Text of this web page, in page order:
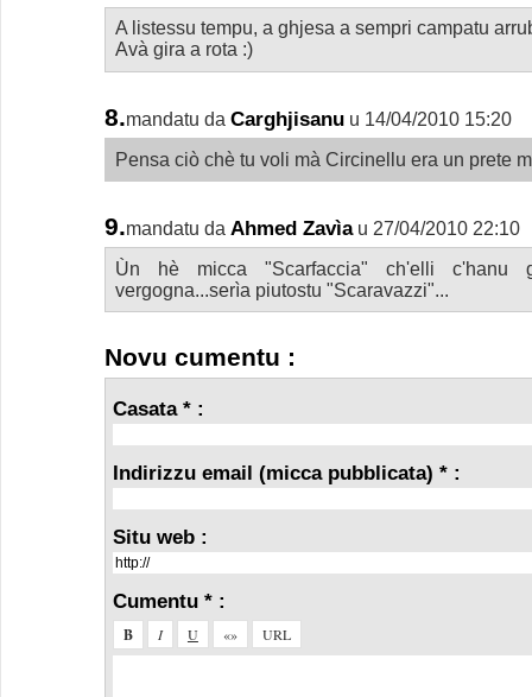
A listessu tempu, a ghjesa a sempri campatu
Avà gira a rota :)
8.mandatu da Carghjisanu u 14/04/2010 15:20
Pensa ciò chè tu voli mà Circinellu era un prete
9.mandatu da Ahmed Zavìa u 27/04/2010 22:10
Ùn hè micca "Scarfaccia" ch'elli c'hanu
vergogna...serìa piutostu "Scaravazzi"...
Novu cumentu :
Casata * :
Indirizzu email (micca pubblicata) * :
Situ web :
Cumentu * :